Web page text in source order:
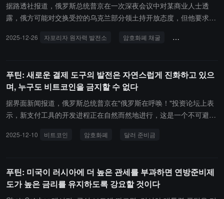
据路透社报道，俄罗斯总统普京在一次深夜会议中对某商业人士透
露，俄方可能对交换受控的乌克兰部分领土持开放态度，但他要求获
题，并表示正在讨论由俄美共同管理该核电站。此外，普京透露美方
2025-12-26 자포리자 원자력 발전소 암호화폐 채굴 돈바스 지역
푸틴: 새로운 결제 도구의 발전은 자연스럽게 진화하고 있으
며, 누구도 비트코인을 금지할 수 없다
据界面新闻报道，俄罗斯总统普京在"俄罗斯在呼唤！"投资论坛上表
示，新支付工具的开发进程正在自然而然地进行，这是一个不可避免
무도 없습니다. 다른 전자 결제 수단의 사용을 누가 금지할 수 있습니
구들은 어떤 식으로든 발전할 것입니다. 왜냐하면 모든 사람들은 비
용을 낮추고 신뢰성을 높이기 위해 노력할 것이기 때문입니다," 푸틴
2025-12-10 비트코인 암호화폐 달러 준비금
푸틴: 미국이 러시아에 더 높은 관세를 부과하면 연방준비제
도가 높은 금리를 유지하도록 강요할 것이다